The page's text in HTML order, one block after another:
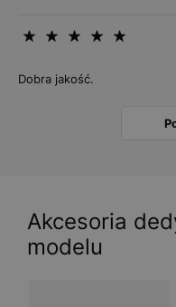
Dobra jakość.
Akcesoria
modelu